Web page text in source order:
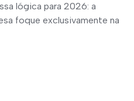
lógica para 2026: a
foque exclusivamente na